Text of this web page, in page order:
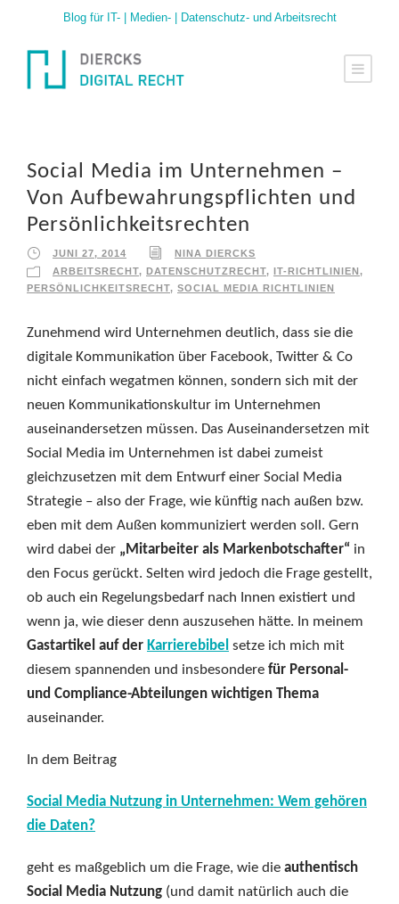
Blog für IT- | Medien- | Datenschutz- und Arbeitsrecht
Social Media im Unternehmen –
Von Aufbewahrungspflichten und
Persönlichkeitsrechten
JUNI 27, 2014
NINA DIERCKS
ARBEITSRECHT, DATENSCHUTZRECHT, IT-RICHTLINIEN ,
PERSÖNLICHKEITSRECHT, SOCIAL MEDIA RICHTLINIEN
Zunehmend wird Unternehmen deutlich, dass sie die
digitale Kommunikation über Facebook, Twitter & Co
nicht einfach wegatmen können, sondern sich mit der
neuen Kommunikationskultur im Unternehmen
auseinandersetzen müssen. Das Auseinandersetzen mit
Social Media im Unternehmen ist dabei zumeist
gleichzusetzen mit dem Entwurf einer Social Media
Strategie – also der Frage, wie künftig nach außen bzw.
eben mit dem Außen kommuniziert werden soll. Gern
wird dabei der „Mitarbeiter als Markenbotschafter“ in
den Focus gerückt. Selten wird jedoch die Frage gestellt,
ob auch ein Regelungsbedarf nach Innen existiert und
wenn ja, wie dieser denn auszusehen hätte. In meinem
Gastartikel auf der Karrierebibel setze ich mich mit
diesem spannenden und insbesondere für Personal-
und Compliance-Abteilungen wichtigen Thema
auseinander.
In dem Beitrag
Social Media Nutzung in Unternehmen: Wem gehören
die Daten?
geht es maßgeblich um die Frage, wie die authentisch
Social Media Nutzung (und damit natürlich auch die